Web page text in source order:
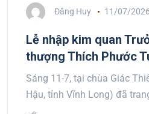
Đăng Huy 11/07/2026
Lễ nhập kim quan
thượng Thích Phước
Sáng 11-7, tại chùa Giác
Hậu, tỉnh Vĩnh Long) đã